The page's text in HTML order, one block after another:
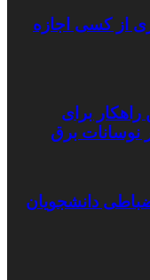
از کسی اجازه
راهکار برای
نوسانات برق
دانشجویان